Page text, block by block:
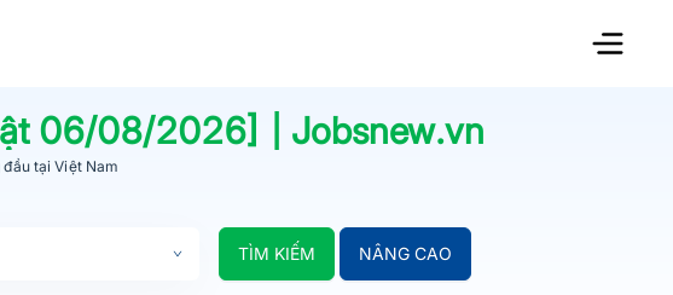
06/08/2026] | Jobsnew.vn
đầutại Việt Nam
TÌM KIẾM NÂNG CAO